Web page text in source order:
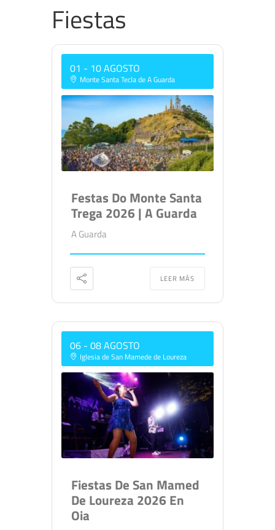
Fiestas
01 - 10 AGOSTO
Monte Santa Tecla de A Guarda
Festas Do Monte Santa
Trega 2026 | A Guarda
A Guarda
LEER MÁS
06 - 08 AGOSTO
Iglesia de San Mamede de Loureza
Fiestas De San Mamed
De Loureza 2026 En
Oia